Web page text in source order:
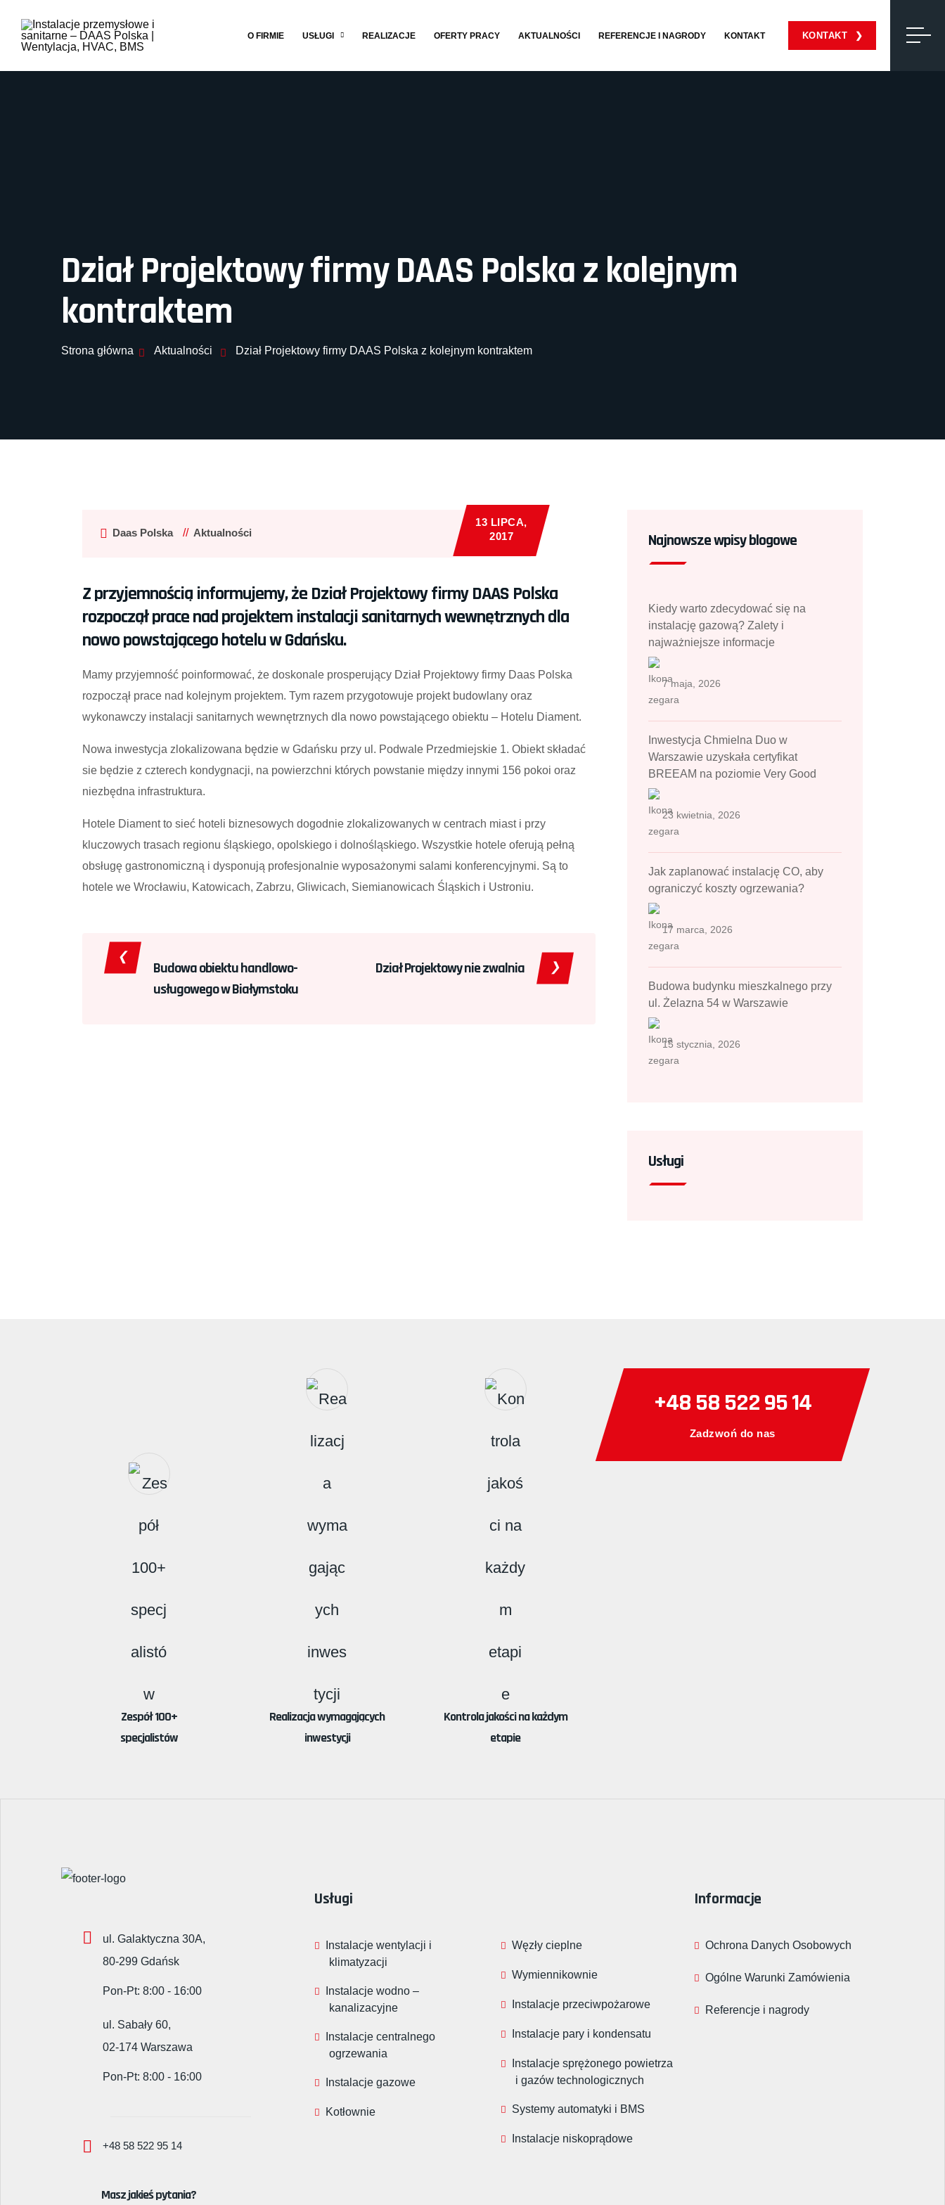
O FIRMIE USŁUGI REALIZACJE OFERTY PRACY AKTUALNOŚCI REFERENCJE I NAGRODY KONTAKT KONTAKT
Dział Projektowy firmy DAAS Polska z kolejnym
kontraktem
Strona główna Aktualności Dział Projektowy firmy DAAS Polska z kolejnym kontraktem
Daas Polska Aktualności
13 LIPCA,
2017
Z przyjemnością informujemy, że Dział Projektowy firmy DAAS Polska
rozpoczął prace nad projektem instalacji sanitarnych wewnętrznych dla
nowo powstającego hotelu w Gdańsku.
Mamy przyjemność poinformować, że doskonale prosperujący Dział Projektowy firmy Daas Polska
rozpoczął prace nad kolejnym projektem. Tym razem przygotowuje projekt budowlany oraz
wykonawczy instalacji sanitarnych wewnętrznych dla nowo powstającego obiektu – Hotelu Diament.
Nowa inwestycja zlokalizowana będzie w Gdańsku przy ul. Podwale Przedmiejskie 1. Obiekt składać
sie będzie z czterech kondygnacji, na powierzchni których powstanie między innymi 156 pokoi oraz
niezbędna infrastruktura.
Hotele Diament to sieć hoteli biznesowych dogodnie zlokalizowanych w centrach miast i przy
kluczowych trasach regionu śląskiego, opolskiego i dolnośląskiego. Wszystkie hotele oferują pełną
obsługę gastronomiczną i dysponują profesjonalnie wyposażonymi salami konferencyjnymi. Są to
hotele we Wrocławiu, Katowicach, Zabrzu, Gliwicach, Siemianowicach Śląskich i Ustroniu.
Budowa obiektu handlowo-
usługowego w Białymstoku
Dział Projektowy nie zwalnia
Najnowsze wpisy blogowe
Kiedy warto zdecydować się na
instalację gazową? Zalety i
najważniejsze informacje
7 maja, 2026
Inwestycja Chmielna Duo w
Warszawie uzyskała certyfikat
BREEAM na poziomie Very Good
23 kwietnia, 2026
Jak zaplanować instalację CO, aby
ograniczyć koszty ogrzewania?
17 marca, 2026
Budowa budynku mieszkalnego przy
ul. Żelazna 54 w Warszawie
15 stycznia, 2026
Usługi
Zespół 100+
specjalistów
Realizacja wymagających
inwestycji
Kontrola jakości na każdym
etapie
+48 58 522 95 14
Zadzwoń do nas
ul. Galaktyczna 30A,
80-299 Gdańsk
Pon-Pt: 8:00 - 16:00
ul. Sabały 60,
02-174 Warszawa
Pon-Pt: 8:00 - 16:00
+48 58 522 95 14
Masz jakieś pytania?
Usługi
Instalacje wentylacji i
klimatyzacji
Instalacje wodno –
kanalizacyjne
Instalacje centralnego
ogrzewania
Instalacje gazowe
Kotłownie
Węzły cieplne
Wymiennikownie
Instalacje przeciwpożarowe
Instalacje pary i kondensatu
Instalacje sprężonego powietrza
i gazów technologicznych
Systemy automatyki i BMS
Instalacje niskoprądowe
Informacje
Ochrona Danych Osobowych
Ogólne Warunki Zamówienia
Referencje i nagrody